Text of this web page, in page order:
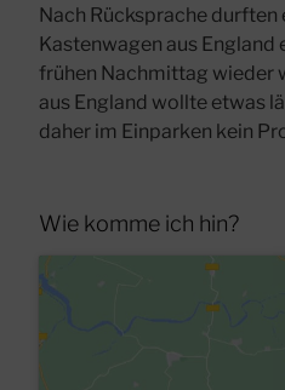
Nach Rücksprache durften
Kastenwagen aus
frühen Nachmittag wieder
aus England wollte etwas
daher im Einparken kein
Wie komme ich hin?